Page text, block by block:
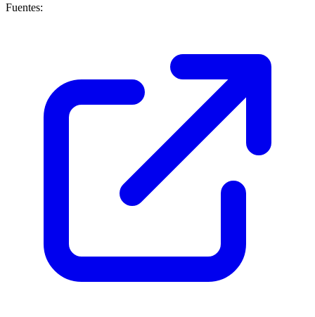
Fuentes: